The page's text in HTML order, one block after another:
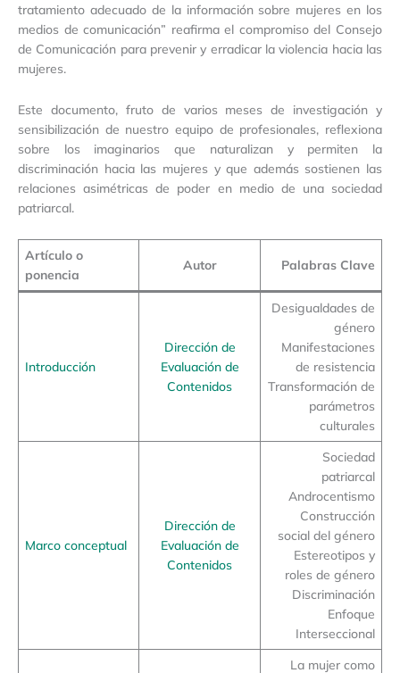
tratamiento adecuado de la información sobre mujeres en los
medios de comunicación” reafirma el compromiso del Consejo
de Comunicación para prevenir y erradicar la violencia hacia las
mujeres.
Este documento, fruto de varios meses de investigación y
sensibilización de nuestro equipo de profesionales, reflexiona
sobre los imaginarios que naturalizan y permiten la
discriminación hacia las mujeres y que además sostienen las
relaciones asimétricas de poder en medio de una sociedad
patriarcal.
Artículo o
ponencia
Autor Palabras Clave
Introducción
Dirección de
Evaluación de
Contenidos
Desigualdades de
género
Manifestaciones
de resistencia
Transformación de
parámetros
culturales
Marco conceptual
Dirección de
Evaluación de
Contenidos
Sociedad
patriarcal
Androcentismo
Construcción
social del género
Estereotipos y
roles de género
Discriminación
Enfoque
Interseccional
La mujer como